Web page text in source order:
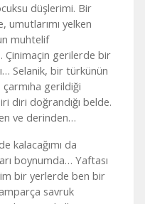
düşlerimi. Bir
umutlarımı yelken
muhtelif
Çinimaçin gerilerde bir
Selanik, bir türkünün
gerildiği
diri doğrandığı belde.
ve derinden…
kalacağımı da
boynumda… Yaftası
bir yerlerde ben bir
savruk